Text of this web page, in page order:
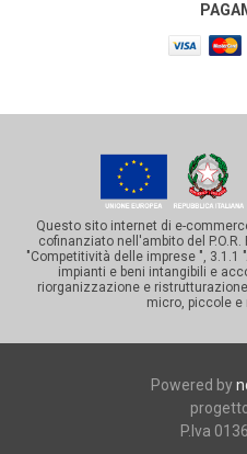
Questo sito internet di e-
cofinanziato nell'ambito del P.O.R.
"Competitività delle imprese ", 3.1.1
impianti e beni intangibili e
riorganizzazione e
micro, piccole e
Powered by
P.Iva